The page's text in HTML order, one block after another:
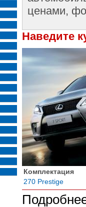
ценами,
Наведите
Комплектация
270 Prestige